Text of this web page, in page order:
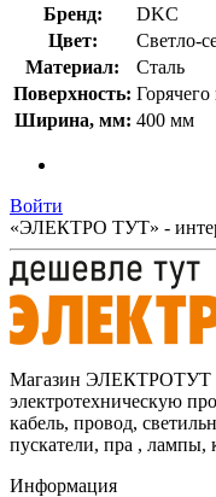
Бренд:
DKC
Цвет:
Светло-
Материал:
Сталь
Поверхность:
Ширина, мм: 400 мм
Войти
«ЭЛЕКТРО ТУТ» -
Магазин ЭЛЕКТРОТУТ
электротехническую
кабель, провод,
пускатели, пра ,
Информация